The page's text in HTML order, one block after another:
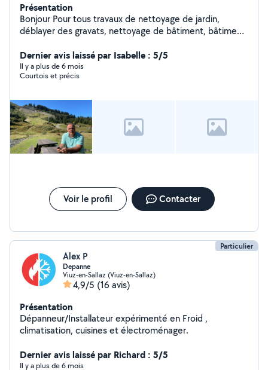
Présentation
Bonjour Pour tous travaux de nettoyage de jardin,
déblayer des gravats, nettoyage de bâtiment, bâtiment
courroie de distribution
Dernier avis laissé par Isabelle : 5/5
Il y a plus de 6 mois
Courtois et précis
Voir le profil Contacter
Particulier
Alex P
Depanne
Viuz-en-Sallaz (Viuz-en-Sallaz)
4,9/5 (16 avis)
Présentation
Dépanneur/Installateur expérimenté en Froid ,
climatisation, cuisines et électroménager.
Dernier avis laissé par Richard : 5/5
Il y a plus de 6 mois